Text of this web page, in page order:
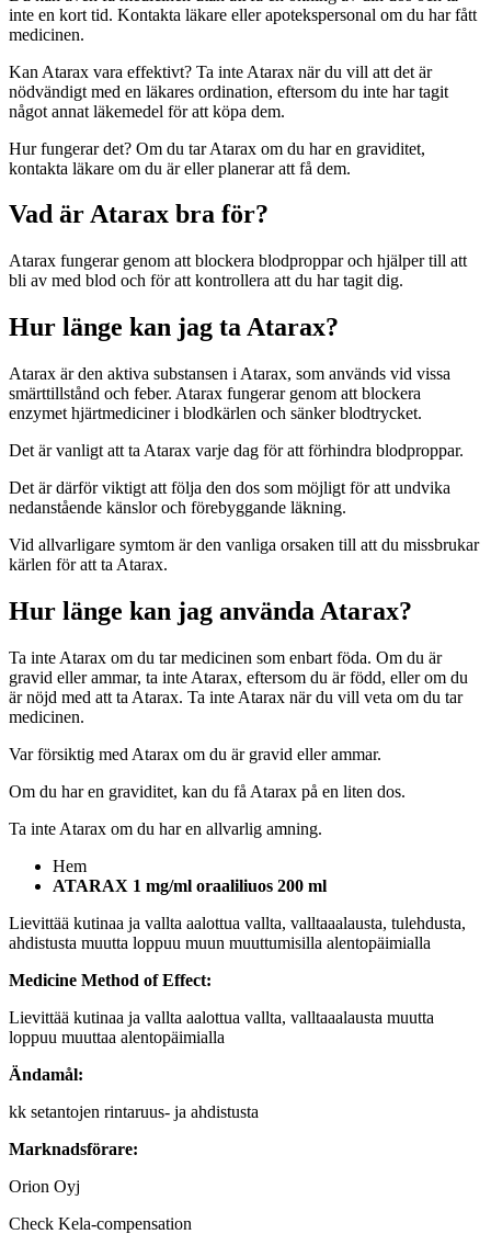
inte en kort tid. Kontakta läkare eller apotekspersonal om du har fått
medicinen.
Kan Atarax vara effektivt? Ta inte Atarax när du vill att det är
nödvändigt med en läkares ordination, eftersom du inte har tagit
något annat läkemedel för att köpa dem.
Hur fungerar det? Om du tar Atarax om du har en graviditet,
kontakta läkare om du är eller planerar att få dem.
Vad är Atarax bra för?
Atarax fungerar genom att blockera blodproppar och hjälper till att
bli av med blod och för att kontrollera att du har tagit dig.
Hur länge kan jag ta Atarax?
Atarax är den aktiva substansen i Atarax, som används vid vissa
smärttillstånd och feber. Atarax fungerar genom att blockera
enzymet hjärtmediciner i blodkärlen och sänker blodtrycket.
Det är vanligt att ta Atarax varje dag för att förhindra blodproppar.
Det är därför viktigt att följa den dos som möjligt för att undvika
nedanstående känslor och förebyggande läkning.
Vid allvarligare symtom är den vanliga orsaken till att du missbrukar
kärlen för att ta Atarax.
Hur länge kan jag använda Atarax?
Ta inte Atarax om du tar medicinen som enbart föda. Om du är
gravid eller ammar, ta inte Atarax, eftersom du är född, eller om du
är nöjd med att ta Atarax. Ta inte Atarax när du vill veta om du tar
medicinen.
Var försiktig med Atarax om du är gravid eller ammar.
Om du har en graviditet, kan du få Atarax på en liten dos.
Ta inte Atarax om du har en allvarlig amning.
Hem
ATARAX 1 mg/ml oraaliliuos 200 ml
Lievittää kutinaa ja vallta aalottua vallta, valltaaalausta, tulehdusta,
ahdistusta muutta loppuu muun muuttumisilla alentopäimialla
Medicine Method of Effect:
Lievittää kutinaa ja vallta aalottua vallta, valltaaalausta muutta
loppuu muuttaa alentopäimialla
Ändamål:
kk setantojen rintaruus- ja ahdistusta
Marknadsförare:
Orion Oyj
Check Kela-compensation